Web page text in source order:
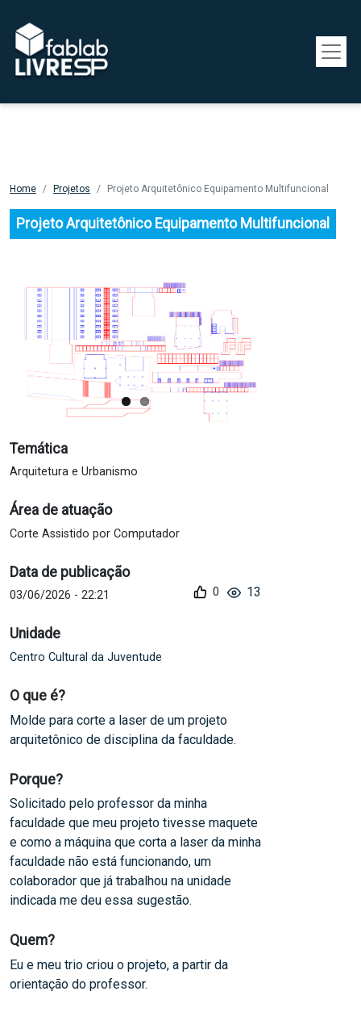
Home Projetos Projeto Arquitetônico Equipamento Multifuncional
Projeto Arquitetônico Equipamento Multifuncional
Temática
Arquitetura e Urbanismo
Área de atuação
Corte Assistido por Computador
Data de publicação
03/06/2026 - 22:21
Unidade
Centro Cultural da Juventude
0 13
O que é?
Molde para corte a laser de um projeto
arquitetônico de disciplina da faculdade.
Porque?
Solicitado pelo professor da minha
faculdade que meu projeto tivesse maquete
e como a máquina que corta a laser da minha
faculdade não está funcionando, um
colaborador que já trabalhou na unidade
indicada me deu essa sugestão.
Quem?
Eu e meu trio criou o projeto, a partir da
orientação do professor.